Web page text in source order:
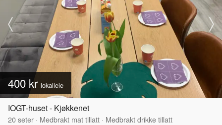
400 kr lokalleie
IOGT-huset - Kjøkkenet
20seter · Medbrakt mat tillatt · Medbrakt drikke tillatt